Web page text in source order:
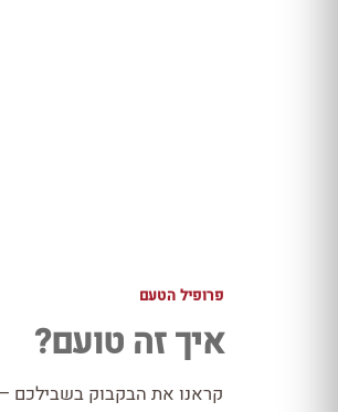
פרופיל הטעם
איך זה טועם?
קראנו את הבקבוק בשבילכם